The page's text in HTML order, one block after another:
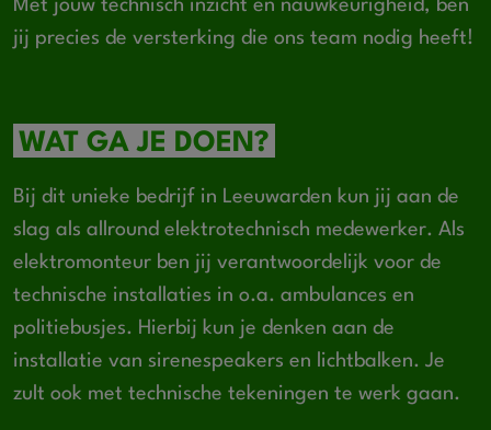
Met jouw technisch inzicht en nauwkeurigheid, ben
jij precies de versterking die ons team nodig heeft!
WAT GA JE DOEN?
Bij dit unieke bedrijf in Leeuwarden kun jij aan de
slag als allround elektrotechnisch medewerker. Als
elektromonteur ben jij verantwoordelijk voor de
technische installaties in o.a. ambulances en
politiebusjes. Hierbij kun je denken aan de
installatie van sirenespeakers en lichtbalken. Je
zult ook met technische tekeningen te werk gaan.